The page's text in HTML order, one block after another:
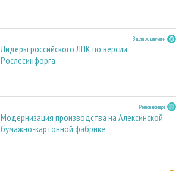
В центре внимания
Лидеры российского ЛПК по версии
Рослесинфорга
Регион номера
Модернизация производства на Алексинской
бумажно-картонной фабрике